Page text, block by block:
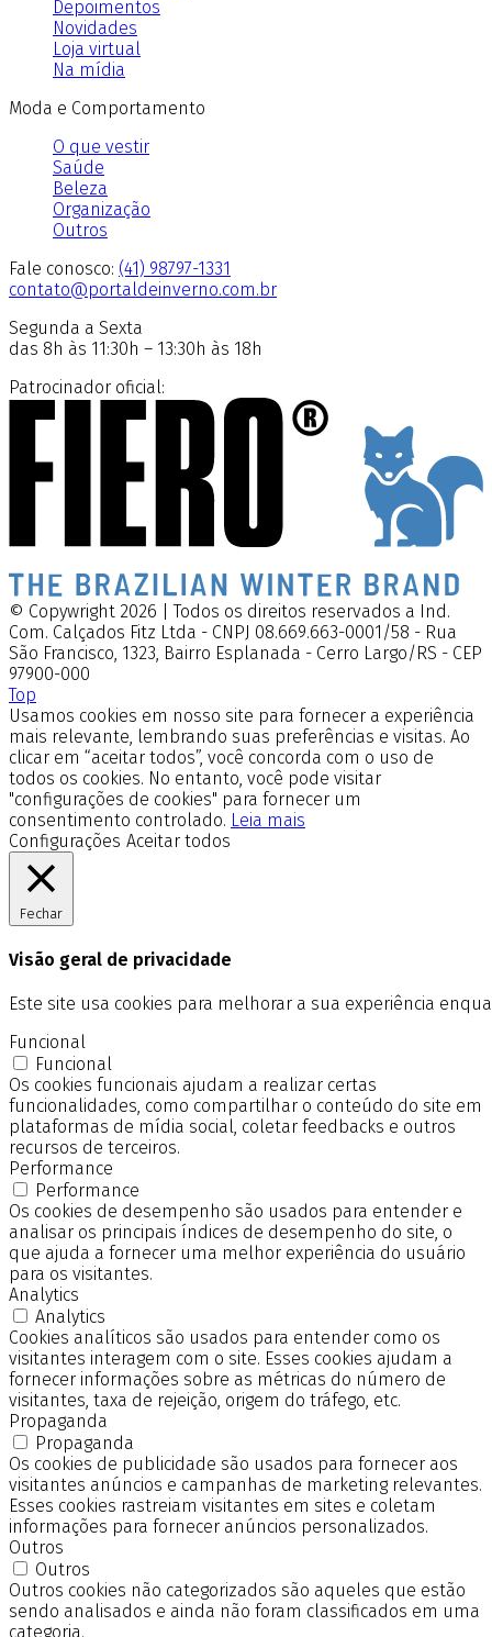
Depoimentos
Novidades
Loja virtual
Na mídia
Moda e Comportamento
O que vestir
Saúde
Beleza
Organização
Outros
Fale conosco: (41) 98797-1331
contato@portaldeinverno.com.br
Segunda a Sexta
das 8h às 11:30h – 13:30h às 18h
Patrocinador oficial:
© Copywright 2026 | Todos os direitos reservados a Ind.
Com. Calçados Fitz Ltda - CNPJ 08.669.663-0001/58 - Rua
São Francisco, 1323, Bairro Esplanada - Cerro Largo/RS - CEP
97900-000
Top
Usamos cookies em nosso site para fornecer a experiência
mais relevante, lembrando suas preferências e visitas. Ao
clicar em “aceitar todos”, você concorda com o uso de
todos os cookies. No entanto, você pode visitar
"configurações de cookies" para fornecer um
consentimento controlado. Leia mais
Configurações Aceitar todos
Fechar
Visão geral de privacidade
Este site usa cookies para melhorar a sua experiência
Funcional
Funcional
Os cookies funcionais ajudam a realizar certas
funcionalidades, como compartilhar o conteúdo do site em
plataformas de mídia social, coletar feedbacks e outros
recursos de terceiros.
Performance
Performance
Os cookies de desempenho são usados para entender e
analisar os principais índices de desempenho do site, o
que ajuda a fornecer uma melhor experiência do usuário
para os visitantes.
Analytics
Analytics
Cookies analíticos são usados para entender como os
visitantes interagem com o site. Esses cookies ajudam a
fornecer informações sobre as métricas do número de
visitantes, taxa de rejeição, origem do tráfego, etc.
Propaganda
Propaganda
Os cookies de publicidade são usados para fornecer aos
visitantes anúncios e campanhas de marketing relevantes.
Esses cookies rastreiam visitantes em sites e coletam
informações para fornecer anúncios personalizados.
Outros
Outros
Outros cookies não categorizados são aqueles que estão
sendo analisados e ainda não foram classificados em uma
categoria.